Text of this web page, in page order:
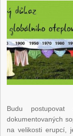
Budu
dokumentovaných
na velikosti erupcí,